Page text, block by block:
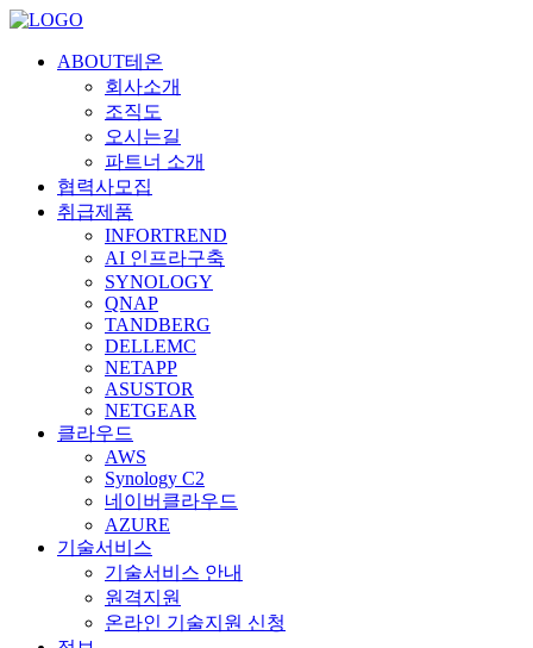
ABOUT테온
회사소개
조직도
오시는길
파트너 소개
협력사모집
취급제품
INFORTREND
AI 인프라구축
SYNOLOGY
QNAP
TANDBERG
DELLEMC
NETAPP
ASUSTOR
NETGEAR
클라우드
AWS
Synology C2
네이버클라우드
AZURE
기술서비스
기술서비스 안내
원격지원
온라인 기술지원 신청